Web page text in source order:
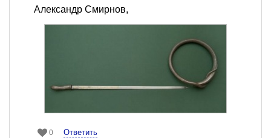
Александр Смирнов,
0 Ответить